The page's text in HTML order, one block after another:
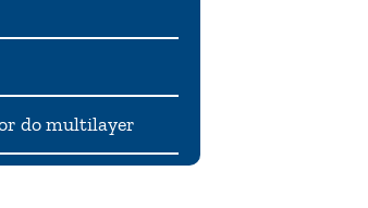
do multilayer